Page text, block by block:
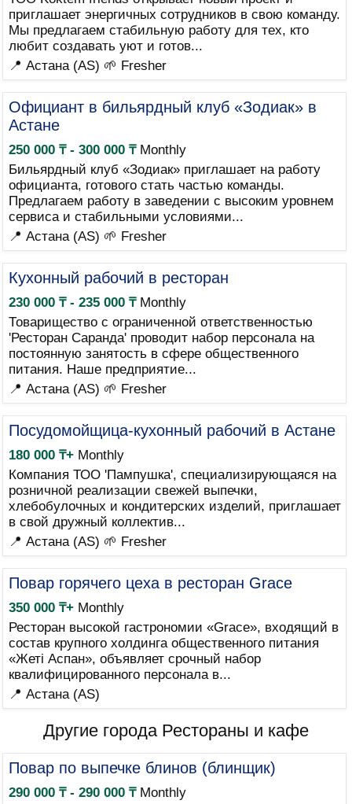
приглашает энергичных сотрудников в свою команду.
Мы предлагаем стабильную работу для тех, кто
любит создавать уют и готов...
📍 Астана (AS) 🌱 Fresher
Официант в бильярдный клуб «Зодиак» в
Астане
250 000 ₸ - 300 000 ₸Monthly
Бильярдный клуб «Зодиак» приглашает на работу
официанта, готового стать частью команды.
Предлагаем работу в заведении с высоким уровнем
сервиса и стабильными условиями...
📍 Астана (AS) 🌱 Fresher
Кухонный рабочий в ресторан
230 000 ₸ - 235 000 ₸Monthly
Товарищество с ограниченной ответственностью
'Ресторан Саранда' проводит набор персонала на
постоянную занятость в сфере общественного
питания. Наше предприятие...
📍 Астана (AS) 🌱 Fresher
Посудомойщица-кухонный рабочий в Астане
180 000 ₸+Monthly
Компания ТОО 'Пампушка', специализирующаяся на
розничной реализации свежей выпечки,
хлебобулочных и кондитерских изделий, приглашает
в свой дружный коллектив...
📍 Астана (AS) 🌱 Fresher
Повар горячего цеха в ресторан Grace
350 000 ₸+Monthly
Ресторан высокой гастрономии «Grace», входящий в
состав крупного холдинга общественного питания
«Жетi Аспан», объявляет срочный набор
квалифицированного персонала в...
📍 Астана (AS)
Другие города Рестораны и кафе
Повар по выпечке блинов (блинщик)
290 000 ₸ - 290 000 ₸Monthly